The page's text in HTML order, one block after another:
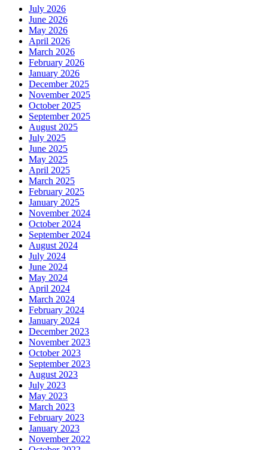
July 2026
June 2026
May 2026
April 2026
March 2026
February 2026
January 2026
December 2025
November 2025
October 2025
September 2025
August 2025
July 2025
June 2025
May 2025
April 2025
March 2025
February 2025
January 2025
November 2024
October 2024
September 2024
August 2024
July 2024
June 2024
May 2024
April 2024
March 2024
February 2024
January 2024
December 2023
November 2023
October 2023
September 2023
August 2023
July 2023
May 2023
March 2023
February 2023
January 2023
November 2022